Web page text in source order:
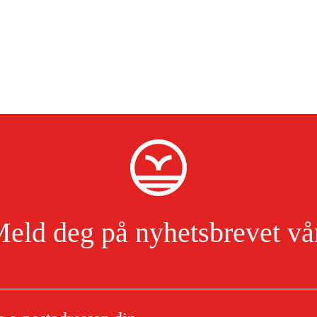
deg på nyhetsbrevet